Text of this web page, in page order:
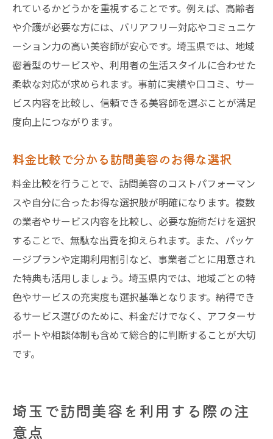
れているかどうかを重視することです。例えば、高齢者
や介護が必要な方には、バリアフリー対応やコミュニケ
ーション力の高い美容師が安心です。埼玉県では、地域
密着型のサービスや、利用者の生活スタイルに合わせた
柔軟な対応が求められます。事前に実績や口コミ、サー
ビス内容を比較し、信頼できる美容師を選ぶことが満足
度向上につながります。
料金比較で分かる訪問美容のお得な選択
料金比較を行うことで、訪問美容のコストパフォーマン
スや自分に合ったお得な選択肢が明確になります。複数
の業者やサービス内容を比較し、必要な施術だけを選択
することで、無駄な出費を抑えられます。また、パッケ
ージプランや定期利用割引など、事業者ごとに用意され
た特典も活用しましょう。埼玉県内では、地域ごとの特
色やサービスの充実度も選択基準となります。納得でき
るサービス選びのために、料金だけでなく、アフターサ
ポートや相談体制も含めて総合的に判断することが大切
です。
埼玉で訪問美容を利用する際の注
意点